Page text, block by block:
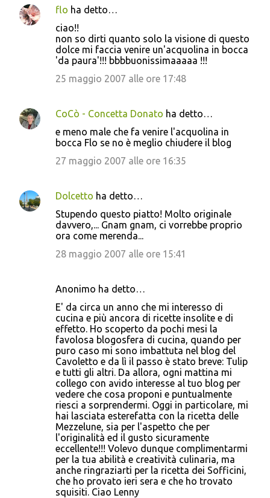
C
t
flo ha detto…
ciao!!
non so dirti quanto solo la visione di questo
dolce mi faccia venire un'acquolina in bocca
'da paura'!!! bbbbuonissimaaaaa !!!
25 maggio 2007 alle ore 17:48
CoCò - Concetta Donato ha detto…
e meno male che fa venire l'acquolina in
bocca Flo se no è meglio chiudere il blog
27 maggio 2007 alle ore 16:35
Dolcetto ha detto…
Stupendo questo piatto! Molto originale
davvero,... Gnam gnam, ci vorrebbe proprio
ora come merenda...
28 maggio 2007 alle ore 15:41
Anonimo ha detto…
E' da circa un anno che mi interesso di
cucina e più ancora di ricette insolite e di
effetto. Ho scoperto da pochi mesi la
favolosa blogosfera di cucina, quando per
puro caso mi sono imbattuta nel blog del
Cavoletto e da lì il passo è stato breve: Tulip
e tutti gli altri. Da allora, ogni mattina mi
collego con avido interesse al tuo blog per
vedere che cosa proponi e puntualmente
riesci a sorprendermi. Oggi in particolare, mi
hai lasciata esterefatta con la ricetta delle
Mezzelune, sia per l'aspetto che per
l'originalità ed il gusto sicuramente
eccellente!!! Volevo dunque complimentarmi
per la tua abilità e creatività culinaria, ma
anche ringraziarti per la ricetta dei Sofficini,
che ho provato ieri sera e che ho trovato
squisiti. Ciao Lenny